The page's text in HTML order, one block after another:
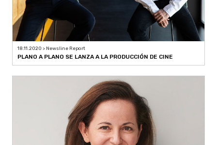
18.11.2020 > Newsline Report
PLANO A PLANO SE LANZA A LA PRODUCCIÓN DE CINE